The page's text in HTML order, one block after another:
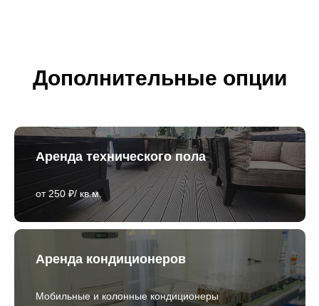
Дополнительные опции
Аренда технического пола
от 250 ₽/ кв.м.
Аренда кондиционеров
Мобильные и колонные кондиционеры